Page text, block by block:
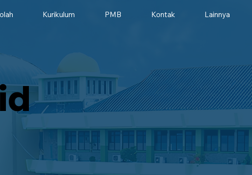
Kurikulum PMB Kontak Lainnya